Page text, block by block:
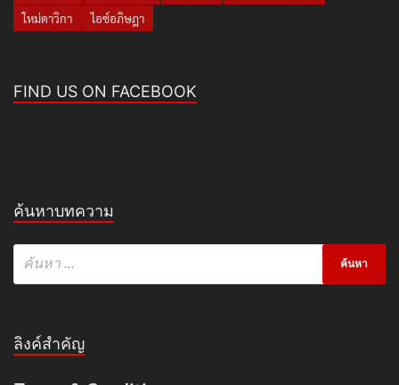
ใหม่ดาวิกา
ไอซ์อภิษฎา
FIND US ON FACEBOOK
ค้นหาบทความ
ลิงค์สำคัญ